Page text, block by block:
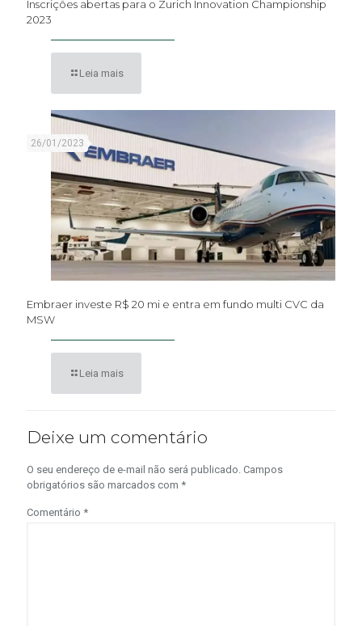
Inscrições abertas para o Zurich Innovation Championship
2023
Leia mais
26/01/2023
Embraer investe R$ 20 mi e entra em fundo multi CVC da
MSW
Leia mais
Deixe um comentário
O seu endereço de e-mail não será publicado. Campos
obrigatórios são marcados com *
Comentário *